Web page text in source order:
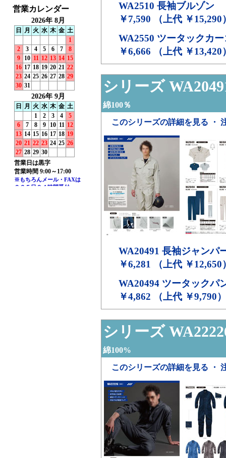
WA2510 長袖ブルゾン
￥7,590 （上代 ￥15,290
WA2550 ツータックカ
￥6,666 （上代 ￥13,420
シリーズ
綿100％
このシリーズの詳細を見る ・
WA20491 長袖ジャンパ
￥6,281 （上代 ￥12,650
WA20494 ツータックパ
￥4,862 （上代 ￥9,790）
シリーズ
綿100%
このシリーズの詳細を見る ・